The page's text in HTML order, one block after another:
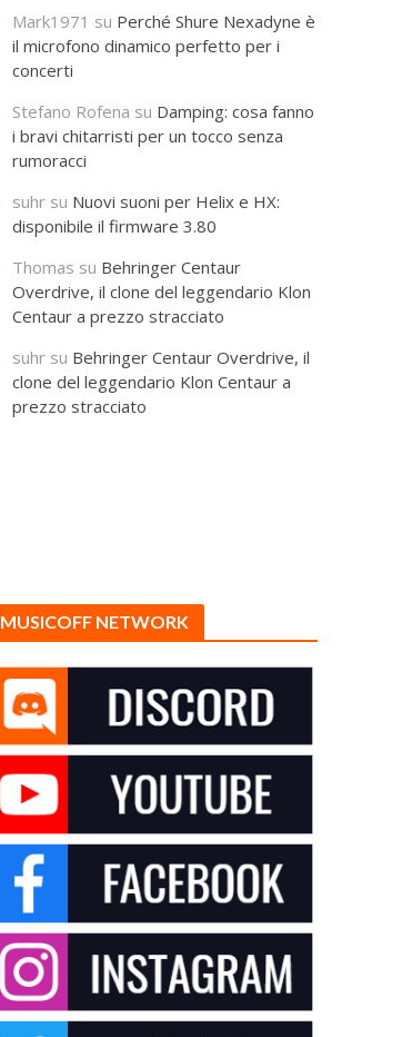
Mark1971 su Perché Shure Nexadyne è
il microfono dinamico perfetto per i
concerti
Stefano Rofena su Damping: cosa fanno
i bravi chitarristi per un tocco senza
rumoracci
suhr su Nuovi suoni per Helix e HX:
disponibile il firmware 3.80
Thomas su Behringer Centaur
Overdrive, il clone del leggendario Klon
Centaur a prezzo stracciato
suhr su Behringer Centaur Overdrive, il
clone del leggendario Klon Centaur a
prezzo stracciato
MUSICOFF NETWORK